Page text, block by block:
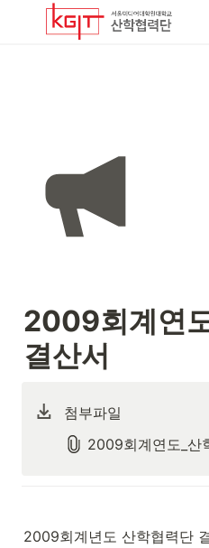
2009회계연
결산서
첨부파일
2009회계년도 산학협력단